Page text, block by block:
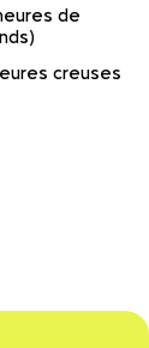
de
creuses